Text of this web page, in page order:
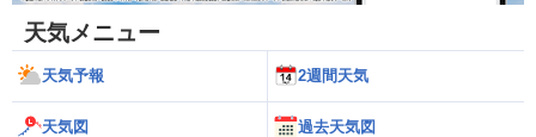
天気メニュー
天気予報 2週間天気
天気図 過去天気図